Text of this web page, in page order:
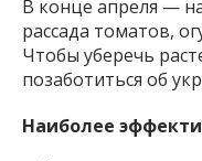
В конце апреля —
рассада томатов,
Чтобы уберечь
позаботиться об
Наиболее